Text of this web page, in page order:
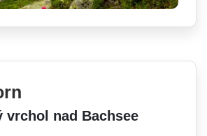
vrchol nad Bachsee